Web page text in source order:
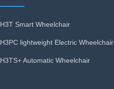
H3T Smart Wheelchair
H3PC lightweight Electric Wheelchair
H3TS+ Automatic Wheelchair